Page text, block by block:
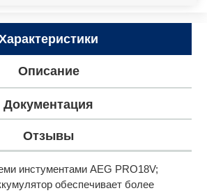
Описание
Документация
Отзывы
инстументами AEG PRO18V;
обеспечивает более